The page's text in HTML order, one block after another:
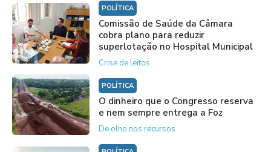
POLÍTICA
Comissão de Saúde da Câmara
cobra plano para reduzir
superlotação no Hospital Municipal
Crise de leitos
POLÍTICA
O dinheiro que o Congresso reserva
e nem sempre entrega a Foz
De olho nos recursos